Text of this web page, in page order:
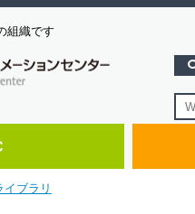
組織です
ブラリ